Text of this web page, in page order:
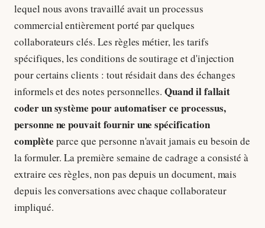
lequel nous avons travaillé avait un processus
commercial entièrement porté par quelques
collaborateurs clés. Les règles métier, les tarifs
spécifiques, les conditions de soutirage et d'injection
pour certains clients : tout résidait dans des échanges
informels et des notes personnelles. Quand il fallait
coder un système pour automatiser ce processus,
personne ne pouvait fournir une spécification
complète parce que personne n'avait jamais eu besoin de
la formuler. La première semaine de cadrage a consisté à
extraire ces règles, non pas depuis un document, mais
depuis les conversations avec chaque collaborateur
impliqué.